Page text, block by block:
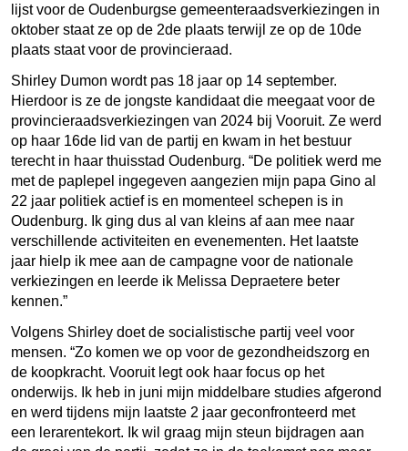
lijst voor de Oudenburgse gemeenteraadsverkiezingen in
oktober staat ze op de 2de plaats terwijl ze op de 10de
plaats staat voor de provincieraad.
Shirley Dumon wordt pas 18 jaar op 14 september.
Hierdoor is ze de jongste kandidaat die meegaat voor de
provincieraadsverkiezingen van 2024 bij Vooruit. Ze werd
op haar 16de lid van de partij en kwam in het bestuur
terecht in haar thuisstad Oudenburg. “De politiek werd me
met de paplepel ingegeven aangezien mijn papa Gino al
22 jaar politiek actief is en momenteel schepen is in
Oudenburg. Ik ging dus al van kleins af aan mee naar
verschillende activiteiten en evenementen. Het laatste
jaar hielp ik mee aan de campagne voor de nationale
verkiezingen en leerde ik Melissa Depraetere beter
kennen.”
Volgens Shirley doet de socialistische partij veel voor
mensen. “Zo komen we op voor de gezondheidszorg en
de koopkracht. Vooruit legt ook haar focus op het
onderwijs. Ik heb in juni mijn middelbare studies afgerond
en werd tijdens mijn laatste 2 jaar geconfronteerd met
een lerarentekort. Ik wil graag mijn steun bijdragen aan